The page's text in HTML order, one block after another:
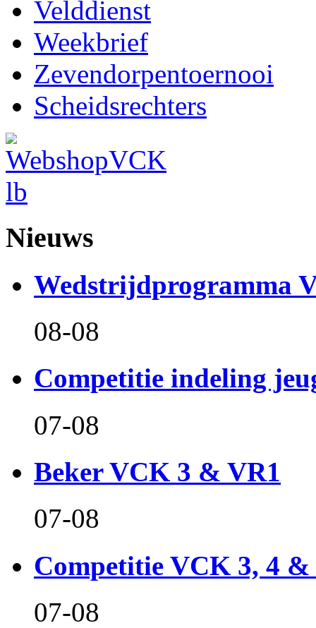
Velddienst
Weekbrief
Zevendorpentoernooi
Scheidsrechters
Nieuws
Wedstrijdprogramma
08-08
Competitie indeling
07-08
Beker VCK 3 & VR1
07-08
Competitie VCK 3, 4 &
07-08